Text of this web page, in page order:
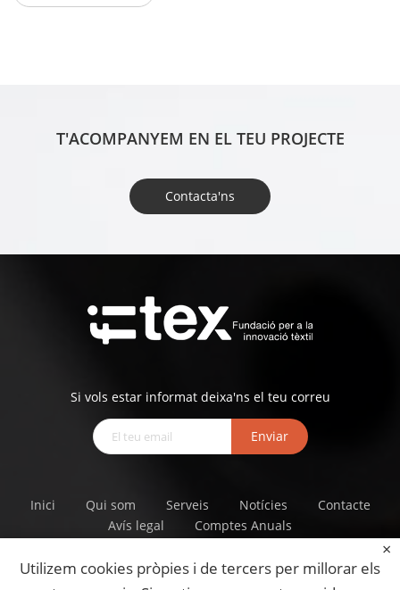
T'ACOMPANYEM EN EL TEU PROJECTE
Contacta'ns
Si vols estar informat deixa'ns el teu correu
Enviar
Inici Qui som Serveis Notícies
Contacte
Avís legal
Comptes Anuals
Utilizem cookies pròpies i de tercers per millorar els